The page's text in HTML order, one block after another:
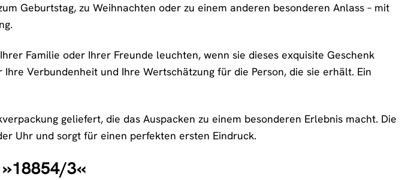
Geburtstag, zu Weihnachten oder zu einem anderen besonderen Anlass – mit
Familie oder Ihrer Freunde leuchten, wenn sie dieses exquisite Geschenk
Verbundenheit und Ihre Wertschätzung für die Person, die sie erhält. Ein
geliefert, die das Auspacken zu einem besonderen Erlebnis macht. Die
Uhr und sorgt für einen perfekten ersten Eindruck.
3«